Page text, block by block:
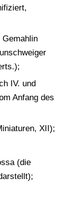
IV. und
Anfang des
XII);
(die